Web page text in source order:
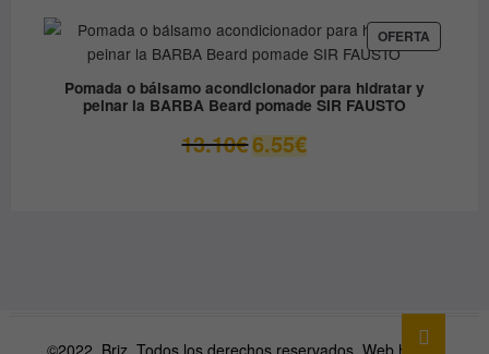
era:
36.00€.
es:
19.90€.
OFERTA
EN
Pomada o bálsamo acondicionador para hidratar y
peinar la BARBA Beard pomade SIR FAUSTO
13.10€El
precio
6.55€El
precio
Ir
arriba